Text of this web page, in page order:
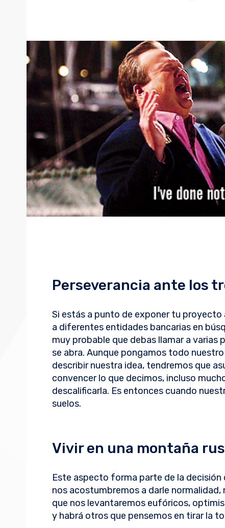
Perseverancia ante los
Si estás a punto de exponer tu
a diferentes entidades bancarias en
muy probable que debas llamar a varias
se abra. Aunque pongamos todo
describir nuestra idea, tendremos que
convencer lo que decimos, incluso
descalificarla. Es entonces cuando
suelos.
Vivir en una montaña
Este aspecto forma parte de la
nos acostumbremos a darle normalidad,
que nos levantaremos eufóricos,
y habrá otros que pensemos en tirar la